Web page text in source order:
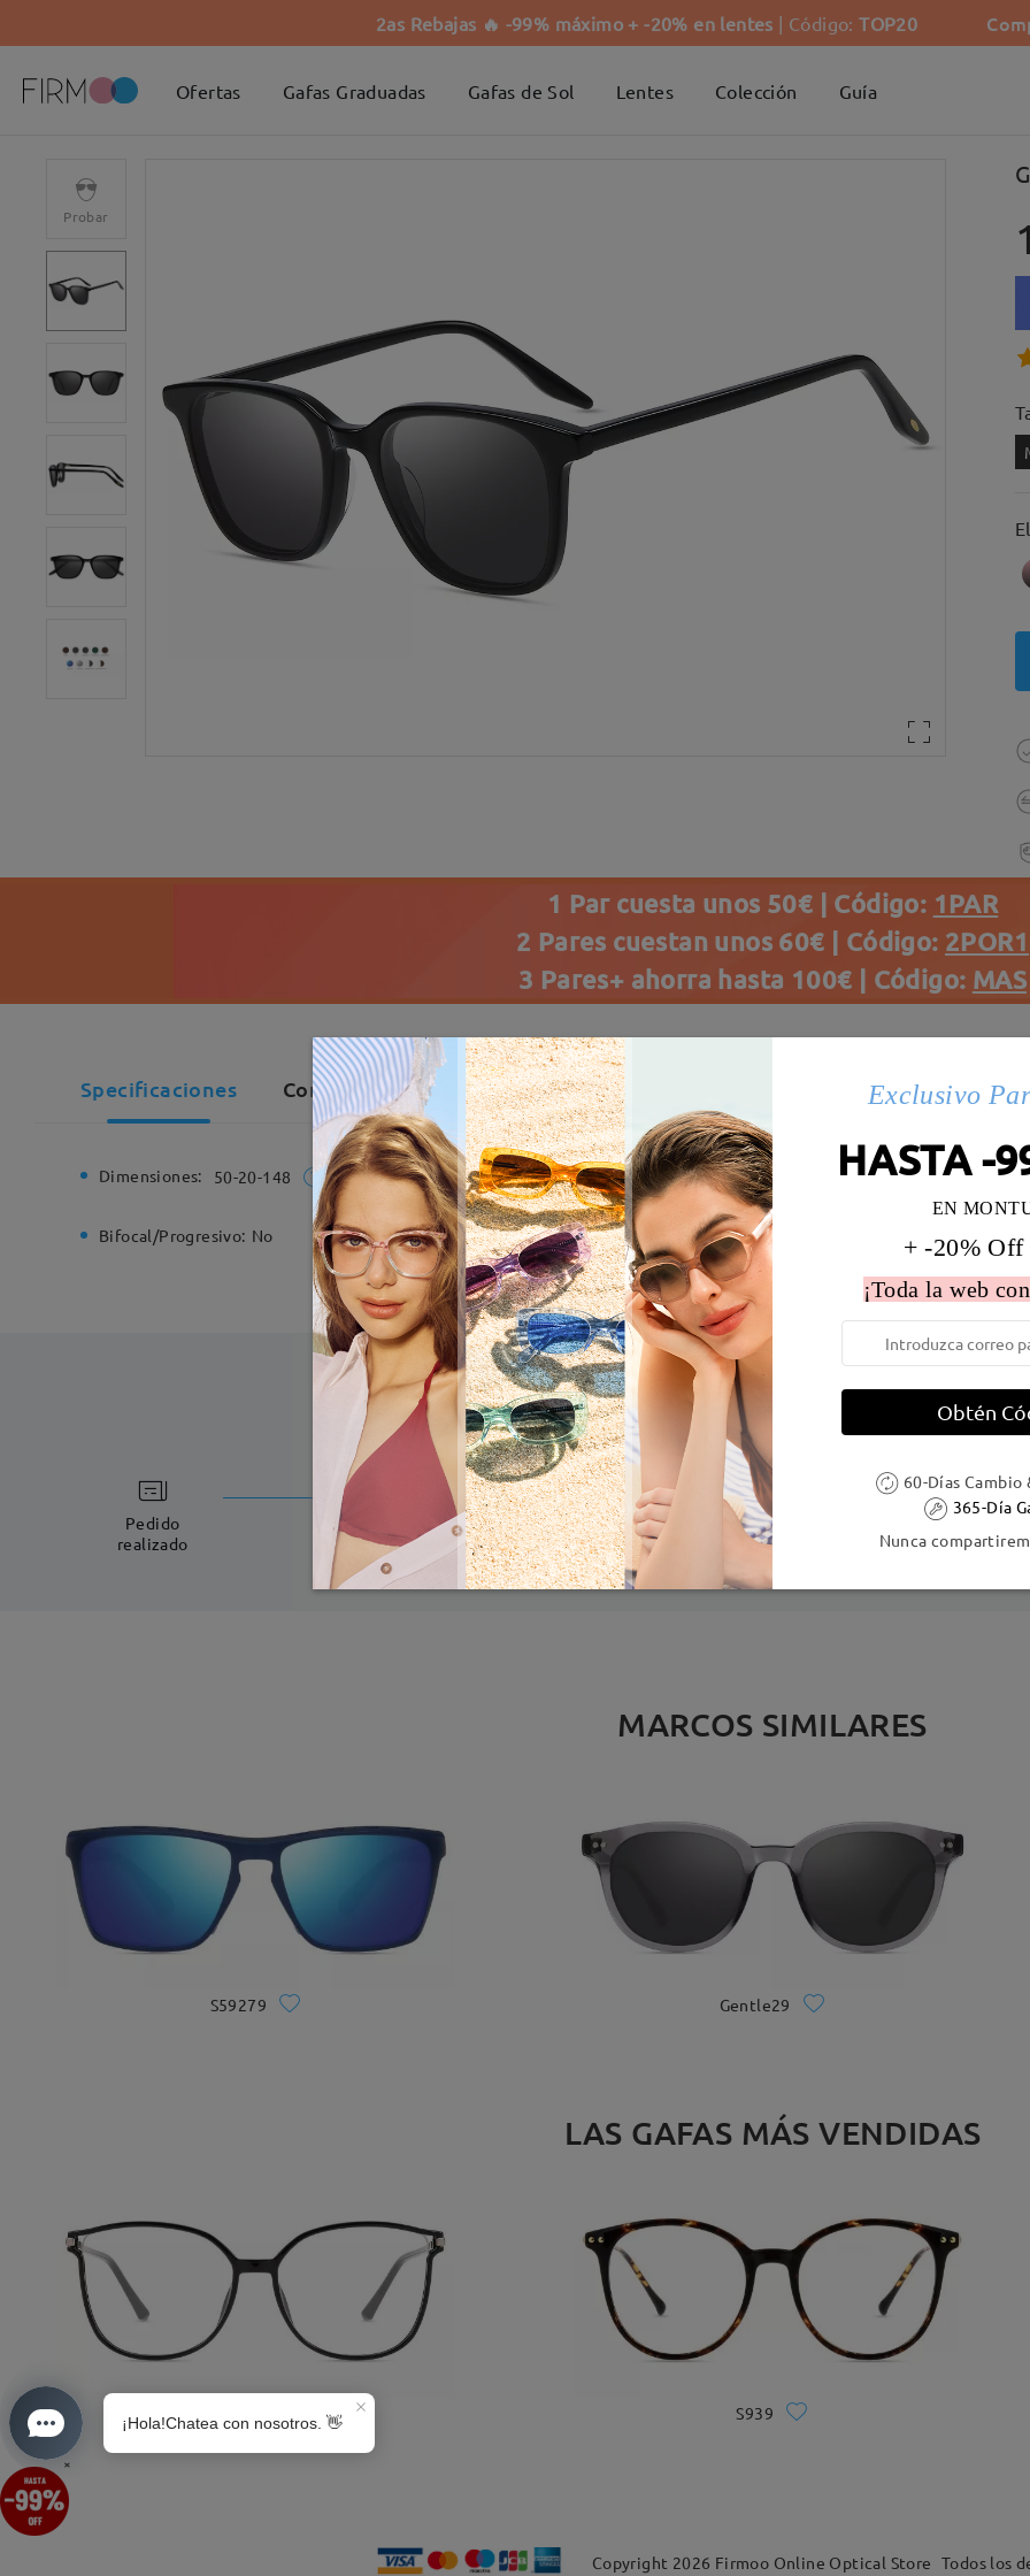
2as Rebajas 🔥 -99% máximo + -20% en lentes | Código:TOP20
Ofertas Gafas Graduadas Gafas de Sol Lentes Colección Guía
×
Probar
1 Par cuesta unos 50€ | Código: 1PAR
2 Pares cuestan unos 60€ | Código: 2POR1
3 Pares+ ahorra hasta 100€ | Código: MAS
Specificaciones Comentarios de Clientes(3)
Dimensiones: 50-20-148 Ancho de la montura: 130 mm (Medio) Diametro de lentes: 50 mm
Bifocal/Progresivo: No Bisagra de resorte: No Material de la montura:
DELIVERY
Pedido
realizado
Fabricación
5-7 días laborales detalles
MARCOS SIMILARES
S59279 Gentle29
LAS GAFAS MÁS VENDIDAS
S939
Copyright 2026 Firmoo Online Optical Store Todos los
Exclusivo
HASTA -
EN
+ -20% Off
¡Toda la web
Obtén
60-Días Cambio
365-Día
Nunca